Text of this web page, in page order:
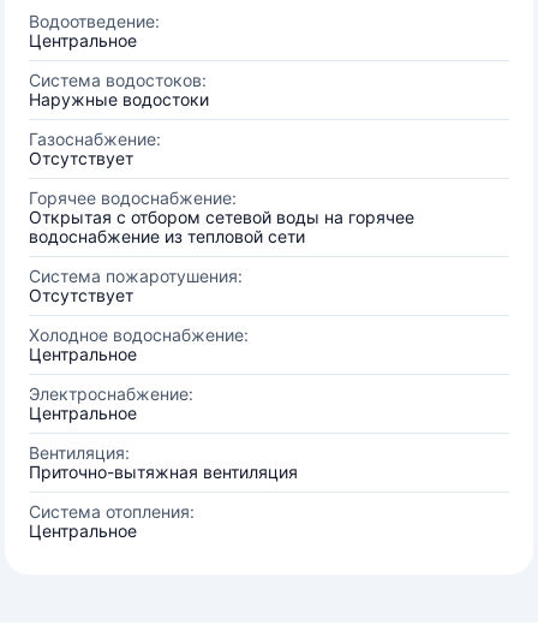
Водоотведение:
Центральное
Система водостоков:
Наружные водостоки
Газоснабжение:
Отсутствует
Горячее водоснабжение:
Открытая с отбором сетевой воды на горячее
водоснабжение из тепловой сети
Система пожаротушения:
Отсутствует
Холодное водоснабжение:
Центральное
Электроснабжение:
Центральное
Вентиляция:
Приточно-вытяжная вентиляция
Система отопления:
Центральное